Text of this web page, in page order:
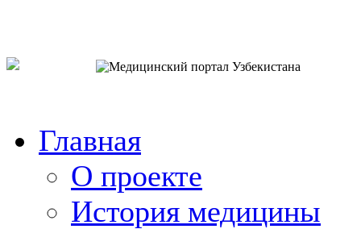
Главная
О проекте
История медицины